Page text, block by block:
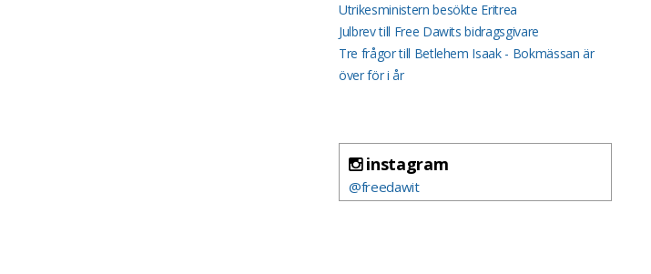
Utrikesministern besökte Eritrea
Julbrev till Free Dawits bidragsgivare
Tre frågor till Betlehem Isaak - Bokmässan är
över för i år
instagram
@freedawit